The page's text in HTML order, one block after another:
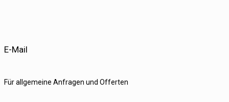
E-Mail
Für allgemeine Anfragen und Offerten